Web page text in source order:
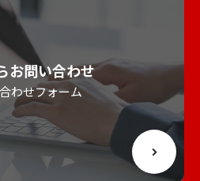
お問い合わせ
わせフォーム